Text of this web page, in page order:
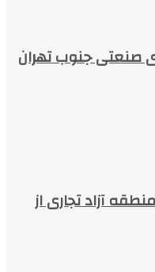
صنعتی جنوب تهران
آزاد تجاری از